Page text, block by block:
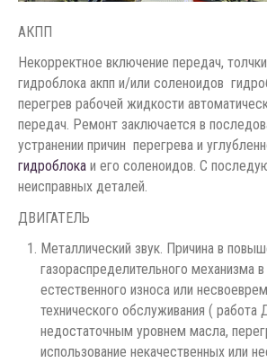
АКПП
Некорректное включение передач,
гидроблока акпп и/или соленоидов
перегрев рабочей жидкости
передач. Ремонт заключается в
устранении причин перегрева и
гидроблока и его соленоидов. С
неисправных деталей.
ДВИГАТЕЛЬ
Металлический звук. Причина в
газораспределительного механизма
естественного износа или
технического обслуживания ( работа
недостаточным уровнем масла,
использование некачественных или